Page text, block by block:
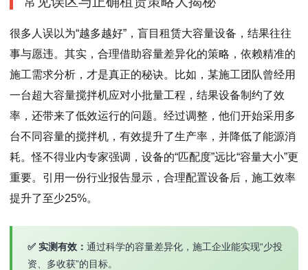
很多人误以为“越多越好”，盲目租赁大容量设备，结果往往
事与愿违。其实，合理借助容量差异化的策略，依赖精准的
施工需求分析，才是真正的秘诀。比如，某施工团队曾经用
一台超大容量搅拌机应对小批量工程，结果设备制约了效
率，还带来了低效运行的问题。经过调整，他们开始采用多
台不同容量的搅拌机，有效提升了生产率，并降低了能源消
耗。怪不得业内专家强调，设备的“匹配度”远比“容量大小”更
重要。引用一份行业报告显示，合理配置设备后，施工效率
提升了至少25%。
✅ 实测有效： 通过科学的容量差异化，施工企业能实现“少投
资、多收获”的目标。